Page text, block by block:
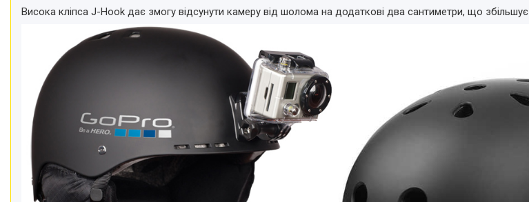
Аксесуари для фото-
відеозйомки
Кріплення
Аксесуари для мобільних
Товари для дому
Відеоогляди наших клієнтів
Знижки
Сертифікати
Висока кліпса J-Hook дає змогу відсунути камеру від шолома на додаткові два сантиметри, що